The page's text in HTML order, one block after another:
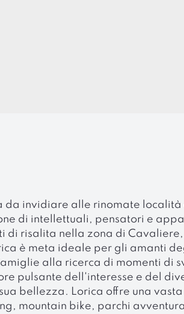
da invidiare alle rinomate località
di intellettuali, pensatori e
di risalita nella zona di
è meta ideale per gli amanti
alla ricerca di momenti di
pulsante dell'interesse e del
bellezza. Lorica offre una
mountain bike, parchi